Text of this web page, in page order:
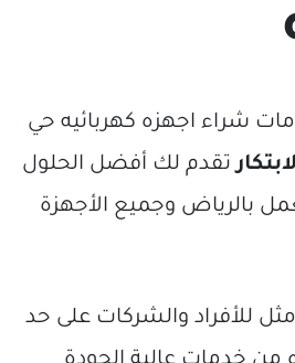
شراء اجهزه كهربائيه حي
تقدم لك أفضل الحلول
بالرياض وجميع الأجهزة
للأفراد والشركات على حد